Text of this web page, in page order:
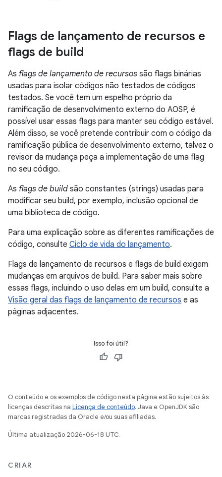
Flags de lançamento de recursos e
flags de build
As flags de lançamento de recursos são flags binárias
usadas para isolar códigos não testados de códigos
testados. Se você tem um espelho próprio da
ramificação de desenvolvimento externo do AOSP, é
possível usar essas flags para manter seu código estável.
Além disso, se você pretende contribuir com o código da
ramificação pública de desenvolvimento externo, talvez o
revisor da mudança peça a implementação de uma flag
no seu código.
As flags de build são constantes (strings) usadas para
modificar seu build, por exemplo, inclusão opcional de
uma biblioteca de código.
Para uma explicação sobre as diferentes ramificações de
código, consulte Ciclo de vida do lançamento.
Flags de lançamento de recursos e flags de build exigem
mudanças em arquivos de build. Para saber mais sobre
essas flags, incluindo o uso delas em um build, consulte a
Visão geral das flags de lançamento de recursos e as
páginas adjacentes.
Isso foi útil?
O conteúdo e os exemplos de código nesta página estão sujeitos às
licenças descritas na Licença de conteúdo. Java e OpenJDK são
marcas registradas da Oracle e/ou suas afiliadas.
Última atualização 2026-06-18 UTC.
CRIAR